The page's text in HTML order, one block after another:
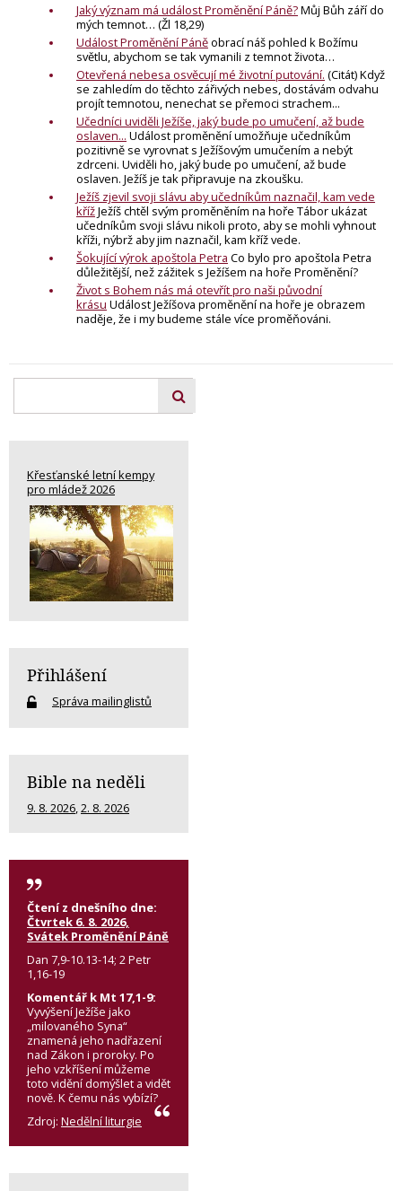
Jaký význam má událost Proměnění Páně?Můj Bůh září do
mých temnot… (Žl 18,29)
Událost Proměnění Páněobrací náš pohled k Božímu
světlu, abychom se tak vymanili z temnot života…
Otevřená nebesa osvěcují mé životní putování. (Citát) Když
se zahledím do těchto zářivých nebes, dostávám odvahu
projít temnotou, nenechat se přemoci strachem...
Učedníci uviděli Ježíše, jaký bude po umučení, až bude
oslaven... Událost proměnění umožňuje učedníkům
pozitivně se vyrovnat s Ježíšovým umučením a nebýt
zdrceni. Uviděli ho, jaký bude po umučení, až bude
oslaven. Ježíš je tak připravuje na zkoušku.
Ježíš zjevil svoji slávu aby učedníkům naznačil, kam vede
křížJežíš chtěl svým proměněním na hoře Tábor ukázat
učedníkům svoji slávu nikoli proto, aby se mohli vyhnout
kříži, nýbrž aby jim naznačil, kam kříž vede.
Šokující výrok apoštola Petra Co bylo pro apoštola Petra
důležitější, než zážitek s Ježíšem na hoře Proměnění?
Život s Bohem nás má otevřít pro naši původní
krásu Událost Ježíšova proměnění na hoře je obrazem
naděje, že i my budeme stále více proměňováni.
Křesťanské letní kempy
pro mládež 2026
Přihlášení
Správa mailinglistů
Bible na neděli
9. 8. 2026,2. 8. 2026
Čtení z dnešního dne:
Čtvrtek 6. 8. 2026,
Svátek Proměnění Páně
Dan 7,9-10.13-14; 2 Petr
1,16-19
Komentář k Mt 17,1-9:
Vyvýšení Ježíše jako
„milovaného Syna“
znamená jeho nadřazení
nad Zákon i proroky. Po
jeho vzkříšení můžeme
toto vidění domýšlet a vidět
nově. K čemu nás vybízí?
Zdroj: Nedělní liturgie